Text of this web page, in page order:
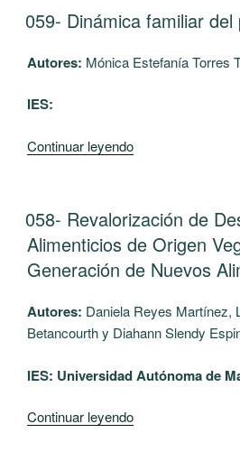
BARTOLO,
–
del
espacio
público
psicología
social”
PUBLICADO
EL
059- Dinámica familiar del
Autores: Mónica Estefanía Torres
IES:
Continuar leyendo“059-
parricidio”
PUBLICADO
EL
058- Revalorización de
Alimenticios de Origen
Generación de Nuevos
Autores: Daniela Reyes Martínez,
Betancourth y Diahann Slendy
IES: Universidad Autónoma de
Continuar leyendo“058-